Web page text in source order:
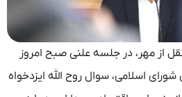
از مهر، در جلسه علنی صبح امروز
مجلس شورای اسلامی، سوال روح الله ایزدخواه